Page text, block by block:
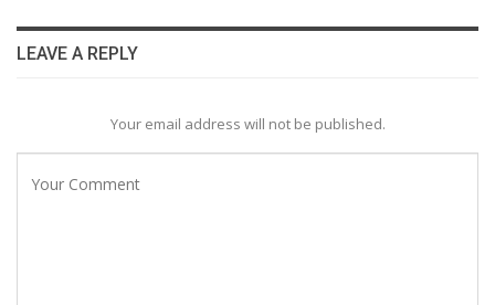
LEAVE A REPLY
Your email address will not be published.